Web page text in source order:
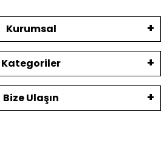
Kurumsal
Kategoriler
Bize Ulaşın